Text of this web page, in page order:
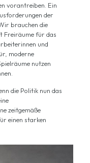
vorantreiben. Ein
der
brauchen die
Freiräume für das
und
moderne
nutzen
die Politik nun das
zeitgemäße
einen starken